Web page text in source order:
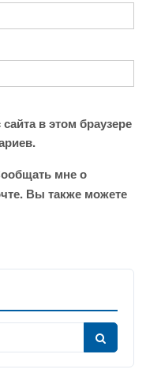
в этом браузере
мне о
Вы также можете